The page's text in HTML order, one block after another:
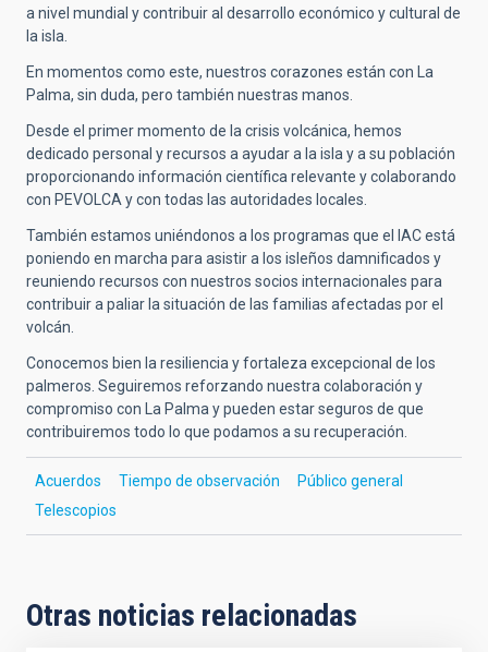
a nivel mundial y contribuir al desarrollo económico y cultural de
la isla.
En momentos como este, nuestros corazones están con La
Palma, sin duda, pero también nuestras manos.
Desde el primer momento de la crisis volcánica, hemos
dedicado personal y recursos a ayudar a la isla y a su población
proporcionando información científica relevante y colaborando
con PEVOLCA y con todas las autoridades locales.
También estamos uniéndonos a los programas que el IAC está
poniendo en marcha para asistir a los isleños damnificados y
reuniendo recursos con nuestros socios internacionales para
contribuir a paliar la situación de las familias afectadas por el
volcán.
Conocemos bien la resiliencia y fortaleza excepcional de los
palmeros. Seguiremos reforzando nuestra colaboración y
compromiso con La Palma y pueden estar seguros de que
contribuiremos todo lo que podamos a su recuperación.
Acuerdos Tiempo de observación
Público general
Telescopios
Otras noticias relacionadas